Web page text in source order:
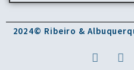
2024© Ribeiro &